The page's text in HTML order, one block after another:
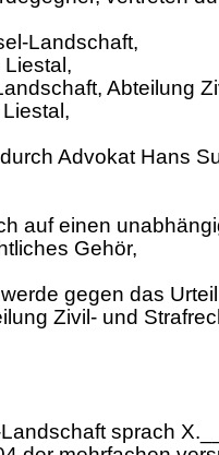
Landschaft,
Abteilung
Advokat Hans
auf einen
Gehör,
gegen das
Zivil- und
sprach